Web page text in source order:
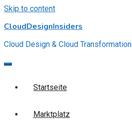
Skip to content
CloudDesignInsiders
Cloud Design & Cloud Transformation
Startseite
Marktplatz